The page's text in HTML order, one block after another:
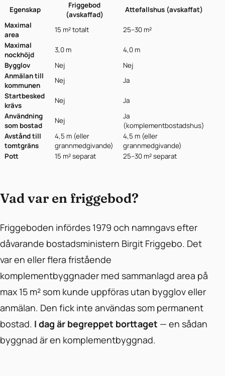
Egenskap
Friggebod
(avskaffad)
Attefallshus (avskaffat)
Maximal
area
15 m² totalt
25–30 m²
Maximal
nockhöjd
3,0 m
4,0 m
Bygglov
Nej
Nej
Anmälan till
kommunen
Nej
Ja
Startbesked
krävs
Nej
Ja
Användning
som bostad
Nej
Ja
(komplementbostadshus)
Avstånd till
tomtgräns
4,5 m (eller
grannmedgivande)
4,5 m (eller
grannmedgivande)
Pott
15 m² separat 25–30 m² separat
Vad var en friggebod?
Friggeboden infördes 1979 och namngavs efter
dåvarande bostadsministern Birgit Friggebo. Det
var en eller flera fristående
komplementbyggnader med sammanlagd area på
max 15 m² som kunde uppföras utan bygglov eller
anmälan. Den fick inte användas som permanent
bostad. I dag är begreppet borttaget — en sådan
byggnad är en komplementbyggnad.